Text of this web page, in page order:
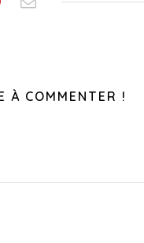
À COMMENTER !